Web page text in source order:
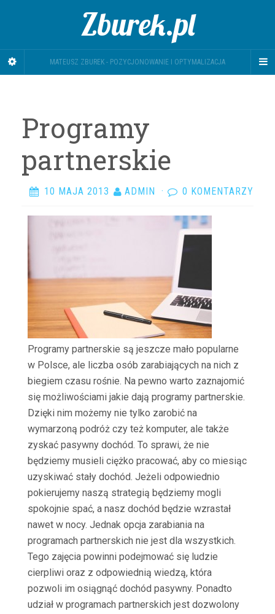
Zburek.pl
MATEUSZ ZBUREK - POZYCJONOWANIE I OPTYMALIZACJA
Programy
partnerskie
10 MAJA 2013 ADMIN · 0 KOMENTARZY
Programy partnerskie są jeszcze mało popularne
w Polsce, ale liczba osób zarabiających na nich z
biegiem czasu rośnie. Na pewno warto zaznajomić
się możliwościami jakie dają programy partnerskie.
Dzięki nim możemy nie tylko zarobić na
wymarzoną podróż czy też komputer, ale także
zyskać pasywny dochód. To sprawi, że nie
będziemy musieli ciężko pracować, aby co miesiąc
uzyskiwać stały dochód. Jeżeli odpowiednio
pokierujemy naszą strategią będziemy mogli
spokojnie spać, a nasz dochód będzie wzrastał
nawet w nocy. Jednak opcja zarabiania na
programach partnerskich nie jest dla wszystkich.
Tego zajęcia powinni podejmować się ludzie
cierpliwi oraz z odpowiednią wiedzą, która
pozwoli im osiągnąć dochód pasywny. Ponadto
udział w programach partnerskich jest dozwolony